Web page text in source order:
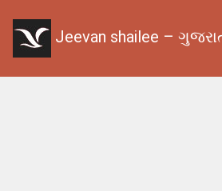
Jeevan shailee –